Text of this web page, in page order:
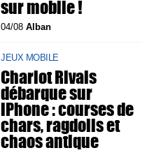
sur mobile !
04/08Alban
JEUX MOBILE
Chariot Rivals
débarque sur
iPhone : courses de
chars, ragdolls et
chaos antique